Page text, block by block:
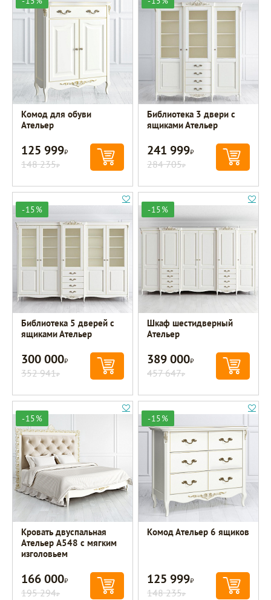
Комод для обуви
Ательер
125 999Р
148 235Р
Библиотека 3 двери с
ящиками Ательер
241 999Р
284 705Р
-15%
Библиотека 5 дверей с
ящиками Ательер
300 000Р
352 941Р
-15%
Шкаф шестидверный
Ательер
389 000Р
457 647Р
-15%
Кровать двуспальная
Ательер A548 с мягким
изголовьем
166 000Р
195 294Р
-15%
Комод Ательер 6 ящиков
125 999Р
148 235Р